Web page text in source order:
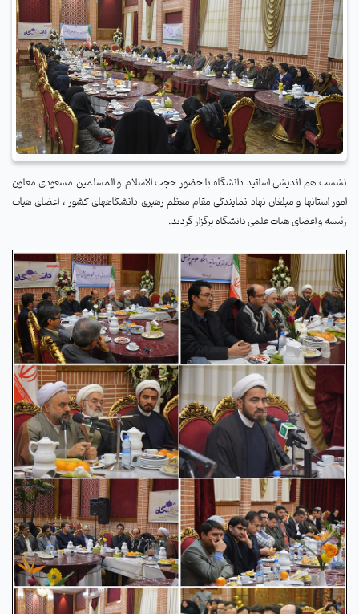
نشست هم اندیشی اساتید دانشگاه با حضور حجت الاسلام و المسلمین مسعودی معاون
امور استانها و مبلغان نهاد نمایندگی مقام معظم رهبری دانشگاههای کشور ، اعضای هیات
رئیسه و اعضای هیات علمی دانشگاه برگزار گردید.